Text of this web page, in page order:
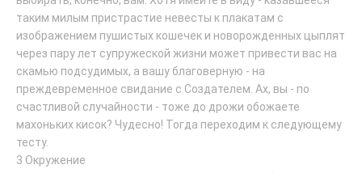
таким милым пристрастие невесты к плакатам с
изображением пушистых кошечек и новорожденных цыплят
через пару лет супружеской жизни может привести вас на
скамью подсудимых, а вашу благоверную - на
преждевременное свидание с Создателем. Ах, вы - по
счастливой случайности - тоже до дрожи обожаете
махоньких кисок? Чудесно! Тогда переходим к следующему
тесту.
3 Окружение